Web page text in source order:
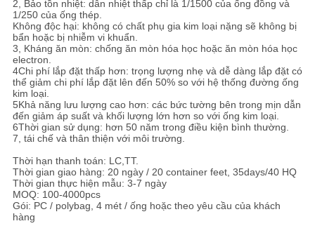
2, Bảo tồn nhiệt: dẫn nhiệt thấp chỉ là 1/1500 của ống đồng và
1/250 của ống thép.
Không độc hại: không có chất phụ gia kim loại nặng sẽ không bị
bẩn hoặc bị nhiễm vi khuẩn.
3, Kháng ăn mòn: chống ăn mòn hóa học hoặc ăn mòn hóa học
electron.
4Chi phí lắp đặt thấp hơn: trọng lượng nhẹ và dễ dàng lắp đặt có
thể giảm chi phí lắp đặt lên đến 50% so với hệ thống đường ống
kim loại.
5Khả năng lưu lượng cao hơn: các bức tường bên trong mịn dẫn
đến giảm áp suất và khối lượng lớn hơn so với ống kim loại.
6Thời gian sử dụng: hơn 50 năm trong điều kiện bình thường.
7, tái chế và thân thiện với môi trường.
Thời hạn thanh toán: LC,TT.
Thời gian giao hàng: 20 ngày / 20 container feet, 35days/40 HQ
Thời gian thực hiện mẫu: 3-7 ngày
MOQ: 100-4000pcs
Gói: PC / polybag, 4 mét / ống hoặc theo yêu cầu của khách
hàng